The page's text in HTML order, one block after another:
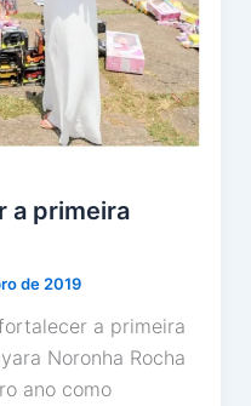
a primeira
de 2019
a primeira
Noronha Rocha
ano como